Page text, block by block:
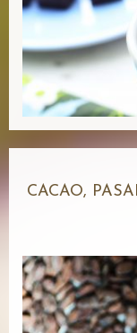
CACAO,